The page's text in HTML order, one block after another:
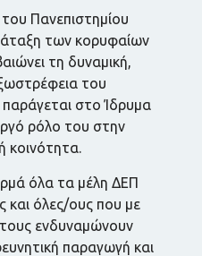
Πανεπιστημίου
των κορυφαίων
τη δυναμική,
του
στο Ίδρυμα
ρόλο του στην
κοινότητα.
όλα τα μέλη ΔΕΠ
και όλες/ους που με
ενδυναμώνουν
παραγωγή και